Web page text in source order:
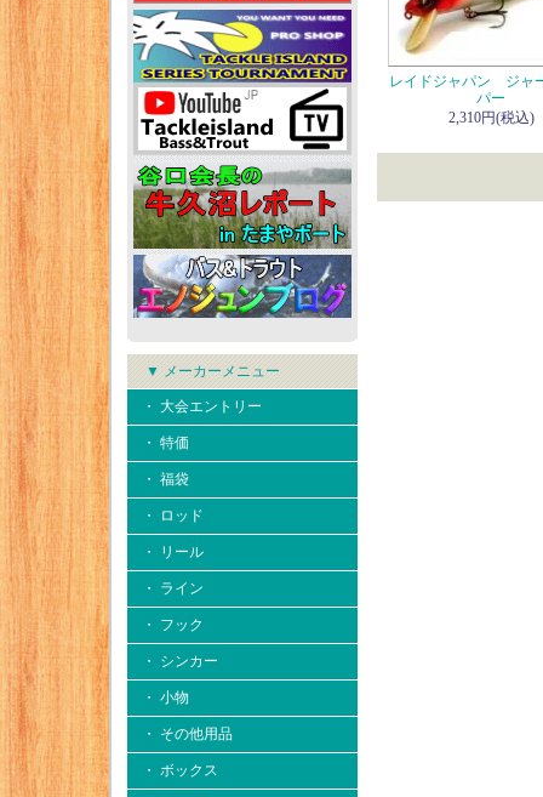
▼ メーカーメニュー
・ 大会エントリー
・ 特価
・ 福袋
・ ロッド
・ リール
・ ライン
・ フック
・ シンカー
・ 小物
・ その他用品
・ ボックス
レイドジャパン ジャ
パー
2,310円(税込)